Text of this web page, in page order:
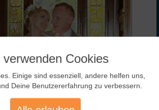
verwenden Cookies
Einige sind essenziell, andere helfen uns,
Deine Benutzererfahrung zu verbessern.